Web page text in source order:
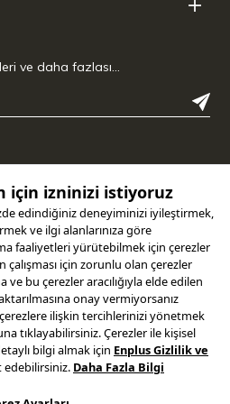
ve daha fazlası…
| Tüm hakları saklıdır.